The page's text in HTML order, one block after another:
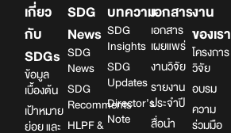
เกี่ยว
กับ
SDGs
ข้อมูล
เบื้องต้น
เป้าหมาย
ย่อย และ
SDG
News
SDG
News
SDG
Recomments
HLPF &
บทความ
SDG
Insights
SDG
Updates
Director’s
Note
เอกสาร
เอกสาร
เผยแพร่
งานวิจัย
รายงาน
ประจำปี
สื่อนำ
งาน
ของเรา
โครงการ
วิจัย
อบรม
ความ
ร่วมมือ